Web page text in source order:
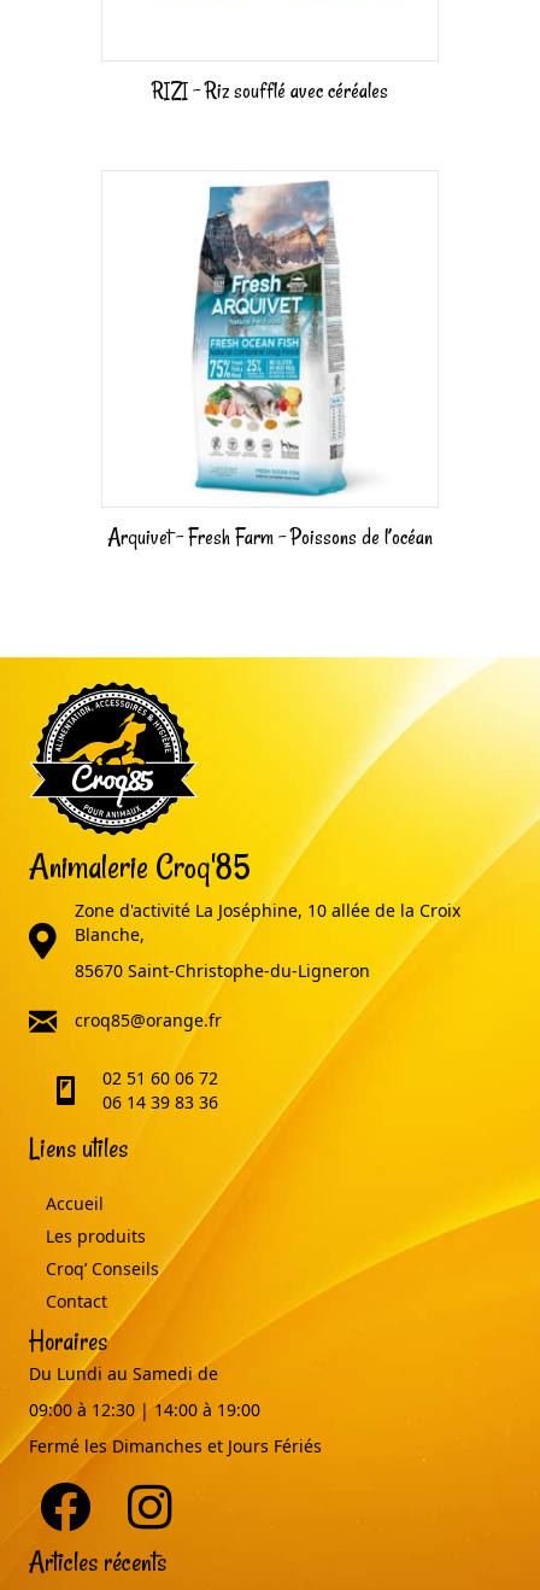
RIZI – Riz soufflé avec céréales
Arquivet – Fresh Farm – Poissons de l’océan
Animalerie Croq'85
adresse
Zone d'activité La Joséphine, 10 allée de la Croix
Blanche,
85670 Saint-Christophe-du-Ligneron
email
croq85@orange.fr
telephone02 51 60 06 72
06 14 39 83 36
Liens utiles
Accueil
Les produits
Croq’ Conseils
Contact
Horaires
Du Lundi au Samedi de
09:00 à 12:30 | 14:00 à 19:00
Fermé les Dimanches et Jours Fériés
Articles récents